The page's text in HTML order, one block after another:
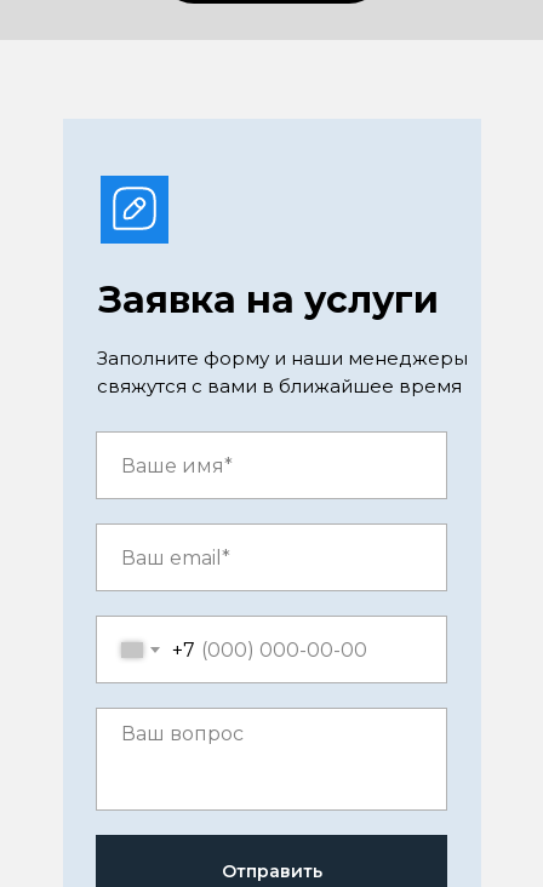
Заполните форму и наши менеджеры
свяжутся с вами в ближайшее время
Заявка на услуги
+7
Отправить